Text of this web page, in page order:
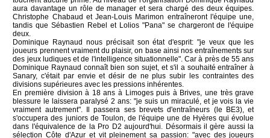
aura davantage un rôle de manager et sera chargé des deux équipes.
Christophe Chabaud et Jean-Louis Marimon entraîneront l'équipe une,
tandis que Sébastien Rebel et Lolios "Pana" se chargeront de l'équipe
deux.
Dominique Raynaud nous précisait son état d'esprit: "je veux que les
joueurs prennent vraiment du plaisir, on base ainsi nos entraînements sur
des jeux ludiques et de l'intelligence situationnelle". Car à près de 55 ans
Dominique Raynaud connaît bien son sujet, et s'il a souhaité entraîner à
Sanary, c'était par envie et désir de ne plus subir les contraintes des
divisions supérieures avec les pressions inhérentes.
En première division à 18 ans à Limoges puis à Brives, une très grave
blessure le laissera paralysé 2 ans: "je suis un miraculé, et je vois la vie
vraiment autrement". Il passera ses brevets d'entraîneurs (le BE3), et
s'occupera des juniors de Toulon, de l'équipe une de Hyères qui évolue
dans l'équivalence de la Pro D2 aujourd'hui. Désormais il gère aussi la
sélection Côte d'Azur et vit pleinement sa passion: "avec des joueurs